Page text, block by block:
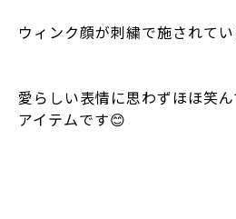
ウィンク顔が刺繍で施されて
愛らしい表情に思わずほほ笑
アイテムです😊